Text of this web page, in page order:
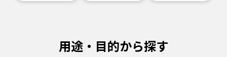
用途・目的から探す